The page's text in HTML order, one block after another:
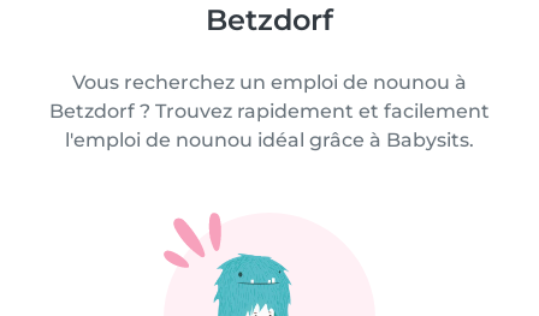
Betzdorf
Vous recherchez un emploi de nounou à
Betzdorf ? Trouvez rapidement et facilement
l'emploi de nounou idéal grâce à Babysits.